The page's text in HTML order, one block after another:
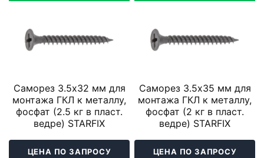
Саморез 3.5х32 мм для
монтажа ГКЛ к металлу,
фосфат (2.5 кг в пласт.
ведре) STARFIX
ЦЕНА ПО ЗАПРОСУ
Саморез 3.5х35 мм для
монтажа ГКЛ к металлу,
фосфат (2 кг в пласт.
ведре) STARFIX
ЦЕНА ПО ЗАПРОСУ